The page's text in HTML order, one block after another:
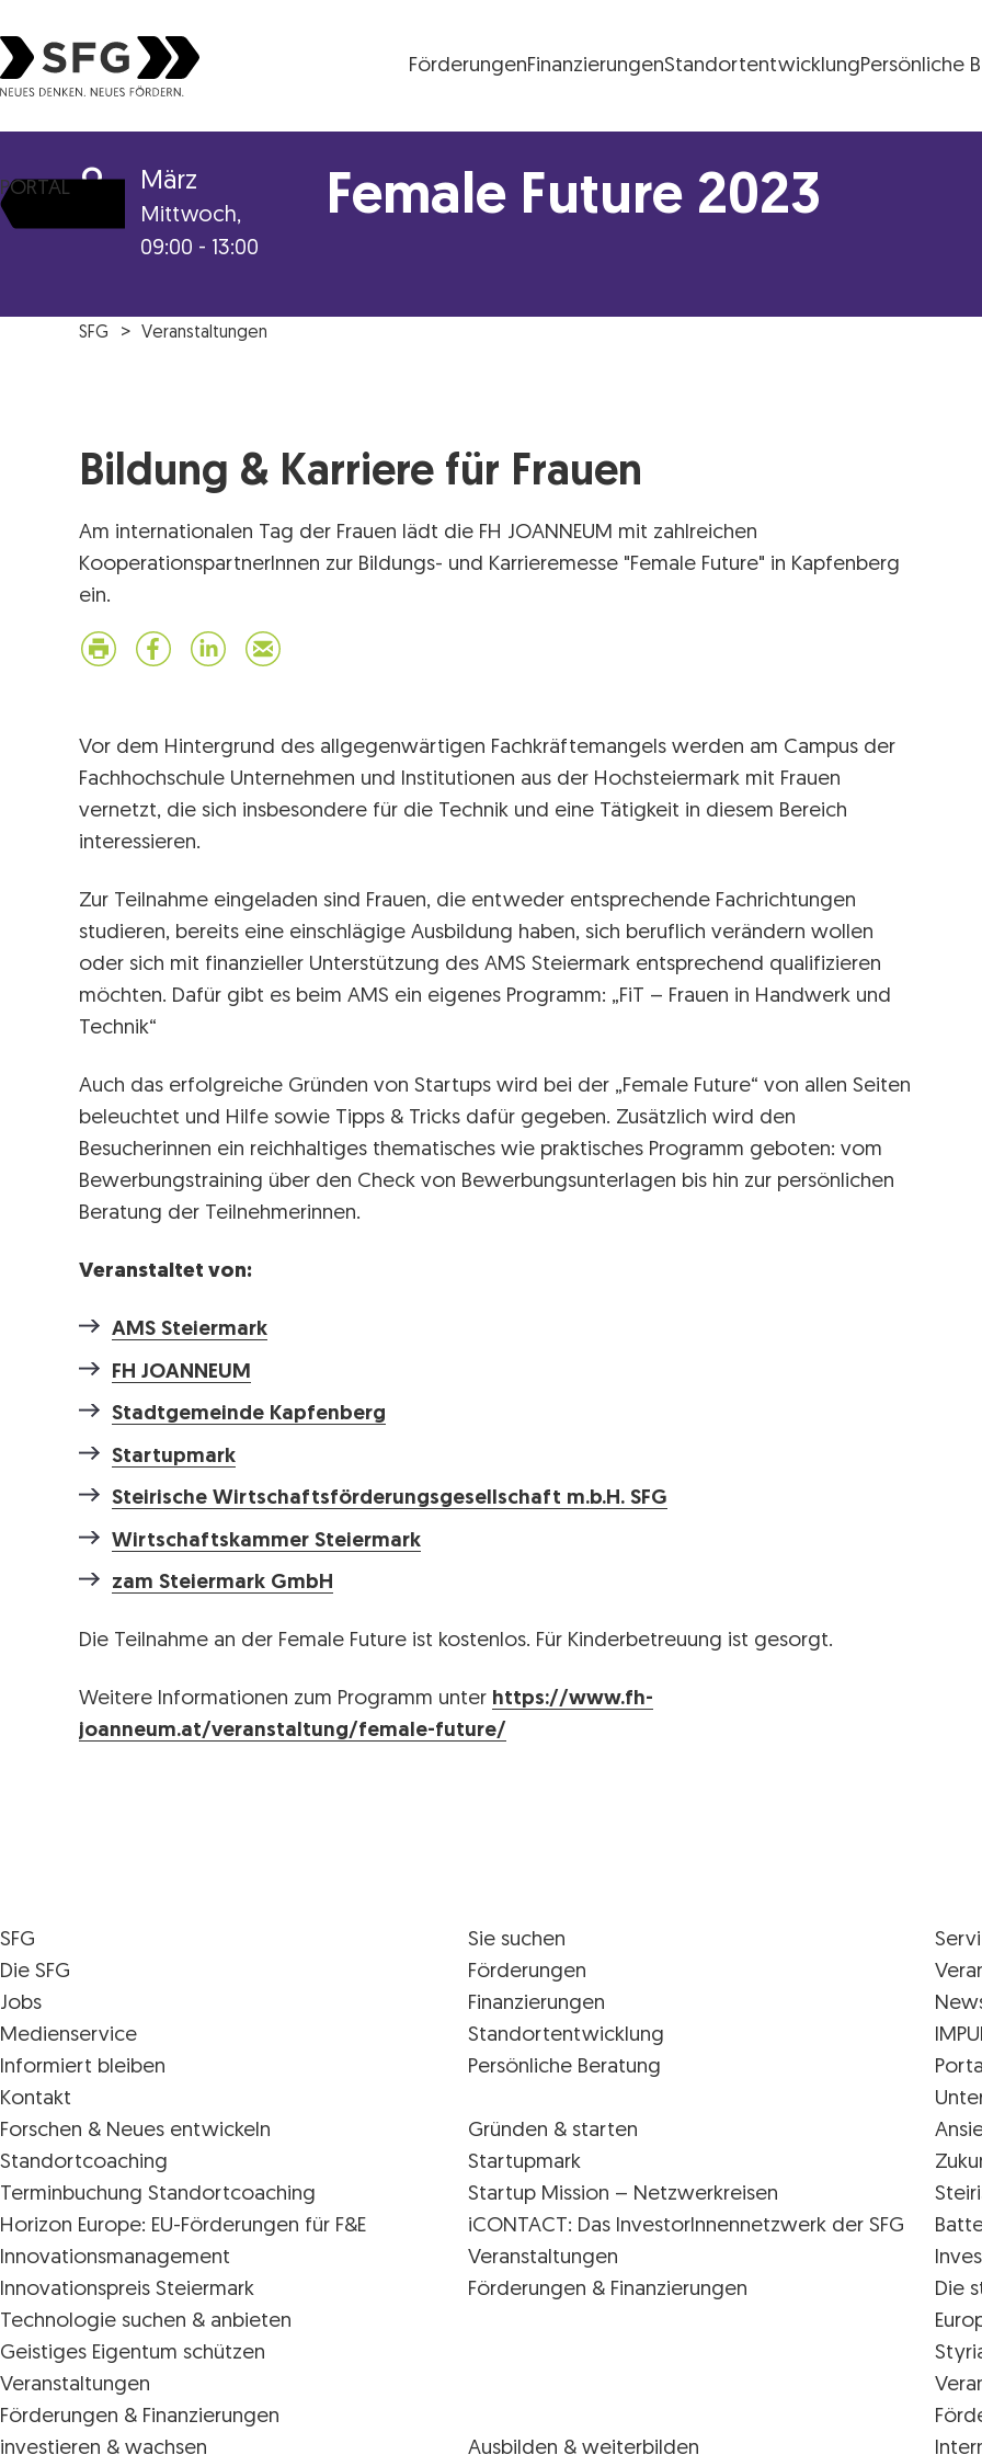
FörderungenFinanzierungenStandortentwicklungPersönliche
PORTAL 8 März
Mittwoch,
09:00 - 13:00
Female Future 2023
SFG Veranstaltungen
Bildung & Karriere für Frauen
Am internationalen Tag der Frauen lädt die FH JOANNEUM mit zahlreichen
KooperationspartnerInnen zur Bildungs- und Karrieremesse "Female Future" in Kapfenberg
ein.
Vor dem Hintergrund des allgegenwärtigen Fachkräftemangels werden am Campus der
Fachhochschule Unternehmen und Institutionen aus der Hochsteiermark mit Frauen
vernetzt, die sich insbesondere für die Technik und eine Tätigkeit in diesem Bereich
interessieren.
Zur Teilnahme eingeladen sind Frauen, die entweder entsprechende Fachrichtungen
studieren, bereits eine einschlägige Ausbildung haben, sich beruflich verändern wollen
oder sich mit finanzieller Unterstützung des AMS Steiermark entsprechend qualifizieren
möchten. Dafür gibt es beim AMS ein eigenes Programm: „FiT – Frauen in Handwerk und
Technik“
Auch das erfolgreiche Gründen von Startups wird bei der „Female Future“ von allen Seiten
beleuchtet und Hilfe sowie Tipps & Tricks dafür gegeben. Zusätzlich wird den
Besucherinnen ein reichhaltiges thematisches wie praktisches Programm geboten: vom
Bewerbungstraining über den Check von Bewerbungsunterlagen bis hin zur persönlichen
Beratung der Teilnehmerinnen.
Veranstaltet von:
AMS Steiermark
FH JOANNEUM
Stadtgemeinde Kapfenberg
Startupmark
Steirische Wirtschaftsförderungsgesellschaft m.b.H. SFG
Wirtschaftskammer Steiermark
zam Steiermark GmbH
Die Teilnahme an der Female Future ist kostenlos. Für Kinderbetreuung ist gesorgt.
Weitere Informationen zum Programm unter https://www.fh-
joanneum.at/veranstaltung/female-future/
SFG
Die SFG
Jobs
Medienservice
Informiert bleiben
Kontakt
Sie suchen
Förderungen
Finanzierungen
Standortentwicklung
Persönliche Beratung
Forschen & Neues entwickeln
Standortcoaching
Terminbuchung Standortcoaching
Horizon Europe: EU-Förderungen für F&E
Innovations­management
Innovationspreis Steiermark
Technologie suchen & anbieten
Geistiges Eigentum schützen
Veranstaltungen
Förderungen & Finanzierungen
Gründen & starten
Startupmark
Startup Mission – Netzwerkreisen
iCONTACT: Das InvestorInnennetzwerk der SFG
Veranstaltungen
Förderungen & Finanzierungen
Die
investieren & wachsen
Ausbilden & weiterbilden